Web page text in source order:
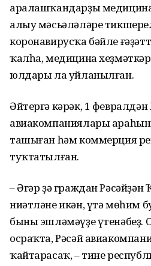
аралашҡандарҙы медицина
алыу мәсьәләләре
коронавирусҡа бәйле
ҡалһа, медицина
юлдары ла уйланылған.
Әйтергә кәрәк, 1
авиакомпаниялары
ташыған һәм коммерция
туҡтатылған.
– Әгәр ҙә граждан Рәсәйҙән
ниәтләне икән, үтә мөһим
быны эшләмәүҙе
осраҡта, Рәсәй
ҡайтарасаҡ, – тине